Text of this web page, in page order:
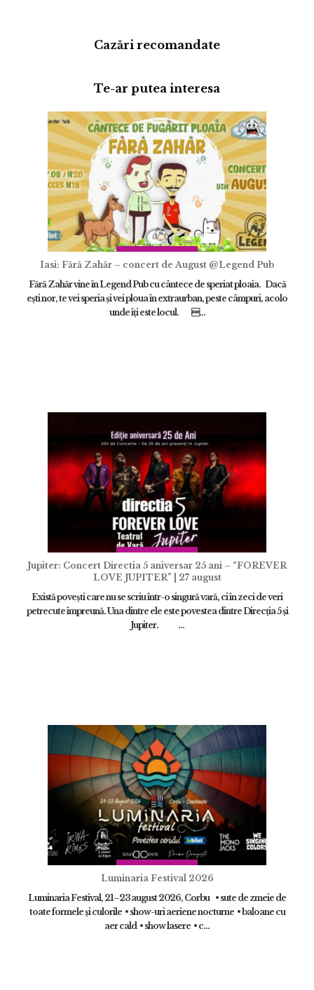
Adaugă review
ÎNCARCA IMAGINI
Cazări recomandate
Te-ar putea interesa
Iasi: Fără Zahăr – concert de August @Legend Pub
Fără Zahăr vine în Legend Pub cu cântece de speriat ploaia. Dacă
eşti nor, te vei speria şi vei ploua în extraurban, peste câmpuri, acolo
unde îţi este locul. ...
Jupiter: Concert Directia 5 aniversar 25 ani – “FOREVER
LOVE JUPITER” | 27 august
Există povești care nu se scriu într-o singură vară, ci în zeci de veri
petrecute împreună. Una dintre ele este povestea dintre Direcția 5 și
Jupiter. ...
Luminaria Festival 2026
Luminaria Festival, 21–23 august 2026, Corbu • sute de zmeie de
toate formele și culorile • show-uri aeriene nocturne • baloane cu
aer cald • show lasere • c...